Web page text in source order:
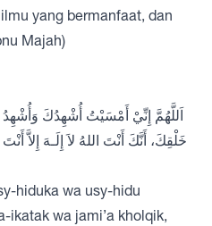
yang bermanfaat, dan
Majah)
اَللَّهُمَّ إِنِّيْ أَمْسَيْتُ أُشْهِدُكَ
خَلْقِكَ، أَنَّكَ أَنْتَ اللهُ لاَ إِلَـهَ إِلاَّ
hiduka wa usy-hidu
ikatak wa jami’a kholqik,